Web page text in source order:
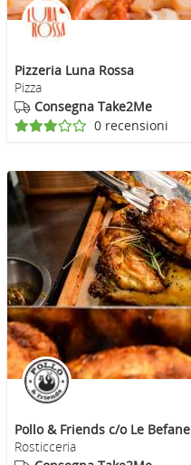
Pizzeria Luna Rossa
Pizza
Consegna Take2Me
0 recensioni
Pollo & Friends c/o Le Befane
Rosticceria